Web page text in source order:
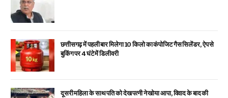
छत्तीसगढ़ में पहली बार मिलेगा 10 किलो का कंपोजिट गैस सिलेंडर, ऐप से
बुकिंग पर 4 घंटे में डिलीवरी
दूसरी महिला के साथ पति को देख पत्नी ने खोया आपा, विवाद के बाद की